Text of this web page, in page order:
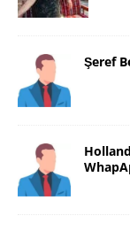
Şeref